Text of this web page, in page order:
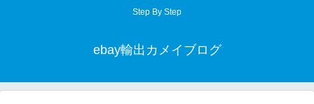
Step By Step
ebay輸出カメイブログ